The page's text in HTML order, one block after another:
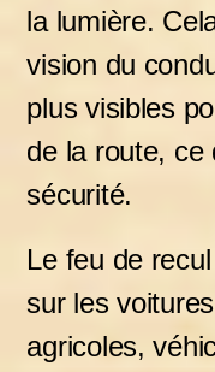
la lumière.
vision du
plus visibles
de la route, ce
sécurité.
Le feu de
sur les
agricoles,